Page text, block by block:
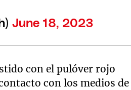
June 18, 2023
con el pulóver rojo
con los medios de